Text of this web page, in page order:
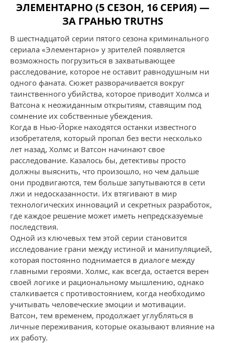
ЭЛЕМЕНТАРНО (5 СЕЗОН, 16 СЕРИЯ) —
ЗА ГРАНЬЮ TRUTHS
В шестнадцатой серии пятого сезона криминального
сериала «Элементарно» у зрителей появляется
возможность погрузиться в захватывающее
расследование, которое не оставит равнодушным ни
одного фаната. Сюжет разворачивается вокруг
таинственного убийства, которое приводит Холмса и
Ватсона к неожиданным открытиям, ставящим под
сомнение их собственные убеждения.
Когда в Нью-Йорке находятся останки известного
изобретателя, который пропал без вести несколько
лет назад, Холмс и Ватсон начинают свое
расследование. Казалось бы, детективы просто
должны выяснить, что произошло, но чем дальше
они продвигаются, тем больше запутываются в сети
лжи и недосказанности. Их втягивают в мир
технологических инноваций и секретных разработок,
где каждое решение может иметь непредсказуемые
последствия.
Одной из ключевых тем этой серии становится
исследование грани между истиной и манипуляцией,
которая постоянно поднимается в диалоге между
главными героями. Холмс, как всегда, остается верен
своей логике и рациональному мышлению, однако
сталкивается с противостоянием, когда необходимо
учитывать человеческие эмоции и мотивации.
Ватсон, тем временем, продолжает углубляться в
личные переживания, которые оказывают влияние на
их работу.